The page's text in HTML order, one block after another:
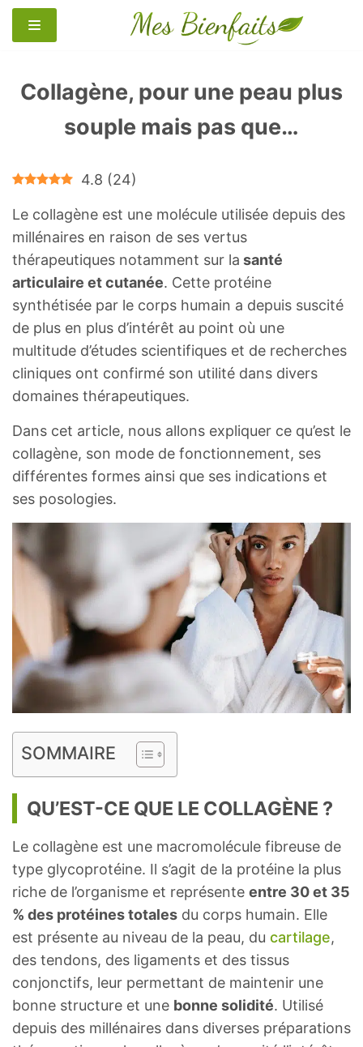
Aller
au
Collagène, pour une peau plus
souple mais pas que…
4.8 (24)
Le collagène est une molécule utilisée depuis des
millénaires en raison de ses vertus
thérapeutiques notamment sur la santé
articulaire et cutanée. Cette protéine
synthétisée par le corps humain a depuis suscité
de plus en plus d’intérêt au point où une
multitude d’études scientifiques et de recherches
cliniques ont confirmé son utilité dans divers
domaines thérapeutiques.
Dans cet article, nous allons expliquer ce qu’est le
collagène, son mode de fonctionnement, ses
différentes formes ainsi que ses indications et
ses posologies.
SOMMAIRE
QU’EST-CE QUE LE COLLAGÈNE ?
Le collagène est une macromolécule fibreuse de
type glycoprotéine. Il s’agit de la protéine la plus
riche de l’organisme et représente entre 30 et 35
% des protéines totales du corps humain. Elle
est présente au niveau de la peau, du cartilage,
des tendons, des ligaments et des tissus
conjonctifs, leur permettant de maintenir une
bonne structure et une bonne solidité. Utilisé
depuis des millénaires dans diverses préparations